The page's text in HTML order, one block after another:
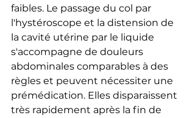
faibles. Le passage du col par
l'hystéroscope et la distension de
la cavité utérine par le liquide
s'accompagne de douleurs
abdominales comparables à des
règles et peuvent nécessiter une
prémédication. Elles disparaissent
très rapidement après la fin de